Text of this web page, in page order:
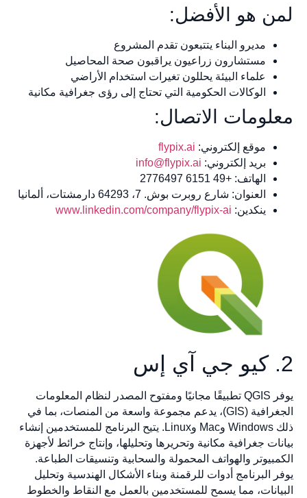
لمن هو الأفضل:
مديرو البناء يتتبعون تقدم المشروع
مستشارون زراعيون يراقبون صحة المحاصيل
علماء البيئة يحللون تغيرات استخدام الأراضي
الوكالات الحكومية التي تحتاج إلى رؤى جغرافية مكانية
معلومات الاتصال:
موقع إلكتروني: flypix.ai
بريد إلكتروني: info@flypix.ai
الهاتف: +49 6151 2776497
العنوان: شارع روبرت بوش. 7، 64293 دارمشتات، ألمانيا
ينكدين: www.linkedin.com/company/flypix-ai
2. كيو جي آي إس
يوفر QGIS تطبيقًا مجانيًا ومفتوح المصدر لنظام المعلومات
الجغرافية (GIS)، يدعم مجموعة واسعة من المنصات، بما في
ذلك Windows وMac وLinux. يتيح البرنامج للمستخدمين إنشاء
بيانات جغرافية مكانية وتحريرها وتحليلها، وإنتاج خرائط لأجهزة
الكمبيوتر والهواتف المحمولة والسحابية وتنسيقات الطباعة.
يوفر البرنامج أدوات للرقمنة وبناء الأشكال الهندسية وتحليل
البيانات، مما يسمح للمستخدمين بالعمل مع النقاط والخطوط